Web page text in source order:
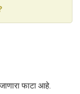
फाटा आहे.